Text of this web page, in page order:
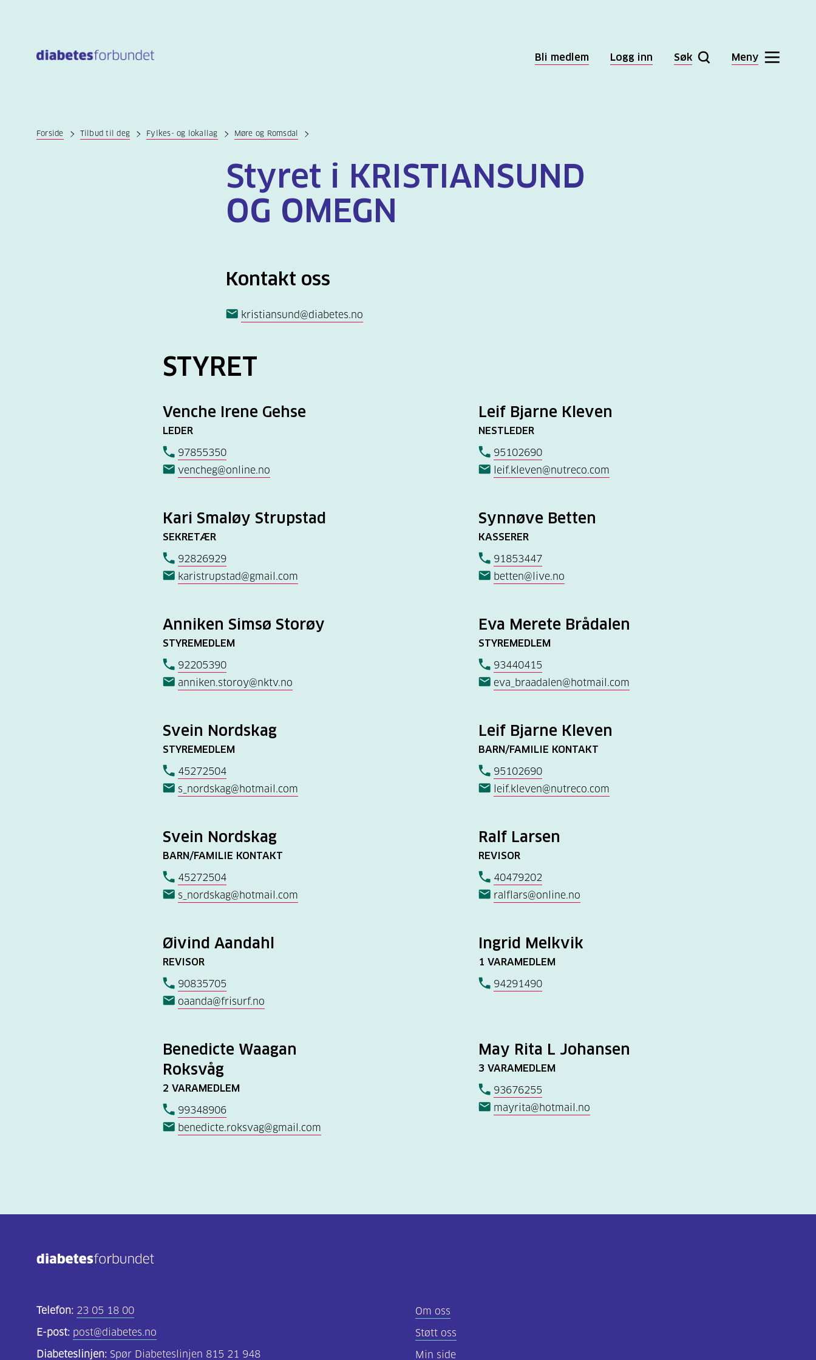
Bli medlem Logg inn Søk Meny
Forside Tilbud til deg Fylkes- og lokallag Møre og Romsdal
Styret i KRISTIANSUND
OG OMEGN
Kontakt oss
kristiansund@diabetes.no
STYRET
Venche Irene Gehse
LEDER
97855350
vencheg@online.no
Leif Bjarne Kleven
NESTLEDER
95102690
leif.kleven@nutreco.com
Kari Smaløy Strupstad
SEKRETÆR
92826929
karistrupstad@gmail.com
Synnøve Betten
KASSERER
91853447
betten@live.no
Anniken Simsø Storøy
STYREMEDLEM
92205390
anniken.storoy@nktv.no
Eva Merete Brådalen
STYREMEDLEM
93440415
eva_braadalen@hotmail.com
Svein Nordskag
STYREMEDLEM
45272504
s_nordskag@hotmail.com
Leif Bjarne Kleven
BARN/FAMILIE KONTAKT
95102690
leif.kleven@nutreco.com
Svein Nordskag
BARN/FAMILIE KONTAKT
45272504
s_nordskag@hotmail.com
Ralf Larsen
REVISOR
40479202
ralflars@online.no
Øivind Aandahl
REVISOR
90835705
oaanda@frisurf.no
Ingrid Melkvik
1 VARAMEDLEM
94291490
Benedicte Waagan
Roksvåg
2 VARAMEDLEM
99348906
benedicte.roksvag@gmail.com
May Rita L Johansen
3 VARAMEDLEM
93676255
mayrita@hotmail.no
Telefon: 23 05 18 00
E-post: post@diabetes.no
Diabeteslinjen: Spør Diabeteslinjen 815 21 948
Om oss
Støtt oss
Min side